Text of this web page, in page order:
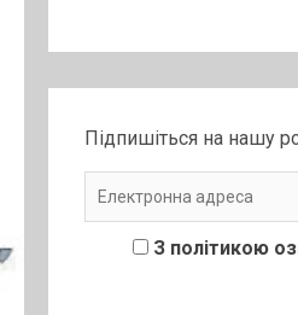
Підпишіться на нашу
З політикою